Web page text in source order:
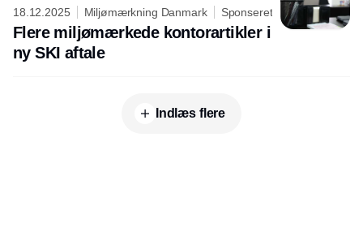
18.12.2025 Miljømærkning Danmark Sponseret
Flere miljømærkede kontorartikler i
ny SKI aftale
Indlæs flere